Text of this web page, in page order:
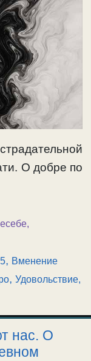
О добре по
,
, Вменение
, Удовольствие,
нас. О